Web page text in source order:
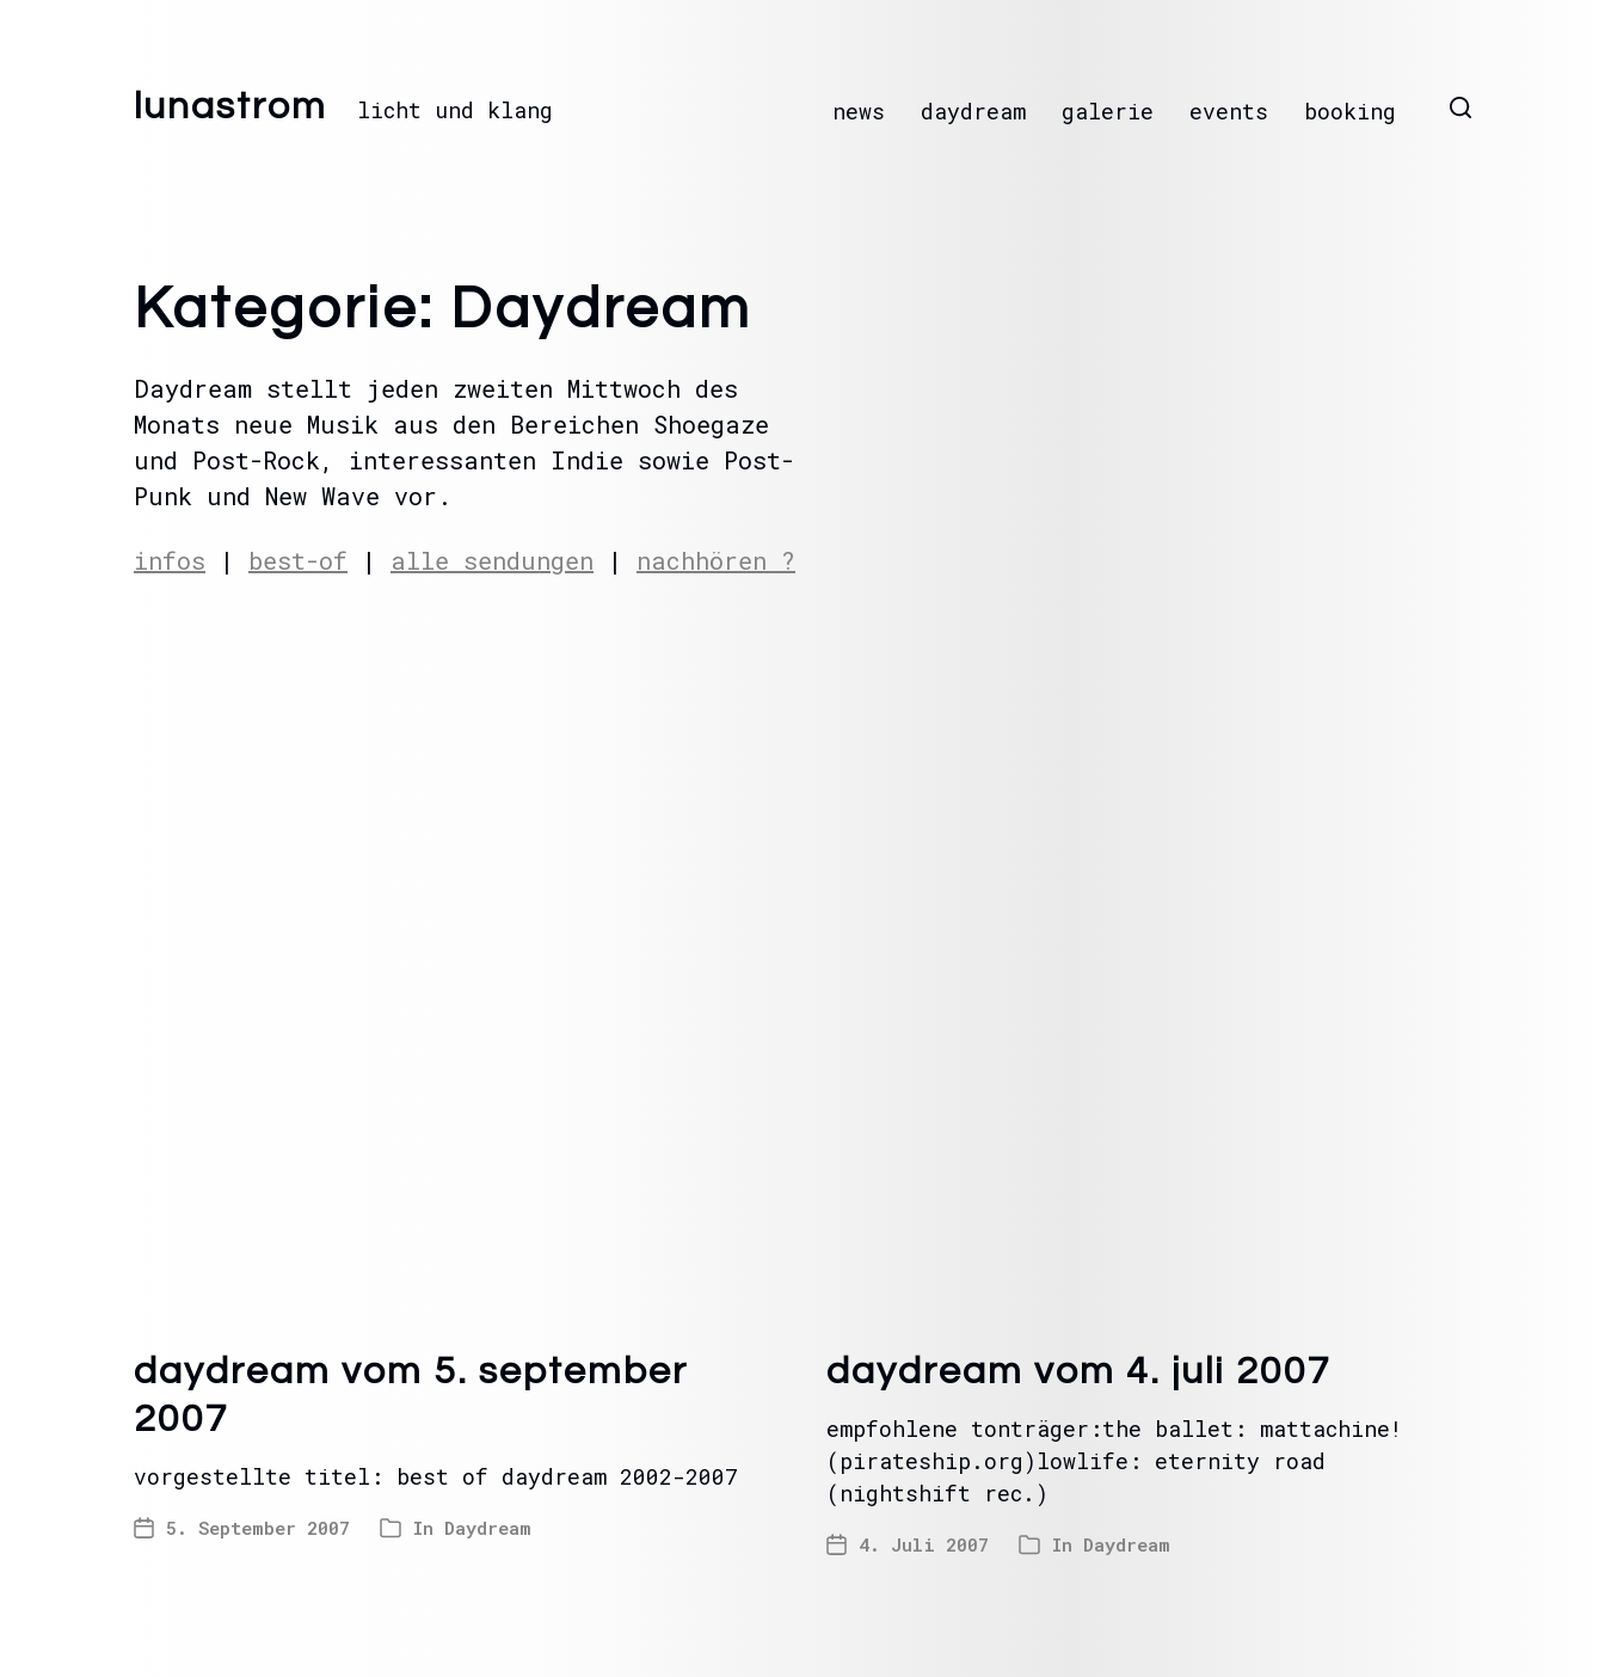
lunastrom licht und klang news daydream galerie events booking
Kategorie: Daydream
Daydream stellt jeden zweiten Mittwoch des
Monats neue Musik aus den Bereichen Shoegaze
und Post-Rock, interessanten Indie sowie Post-
Punk und New Wave vor.
infos | best-of | alle sendungen | nachhören ?
daydream vom 5. september
2007
vorgestellte titel: best of daydream 2002-2007
5. September 2007 In Daydream
daydream vom 4. juli 2007
empfohlene tonträger:the ballet: mattachine!
(pirateship.org)lowlife: eternity road
(nightshift rec.)
4. Juli 2007 In Daydream